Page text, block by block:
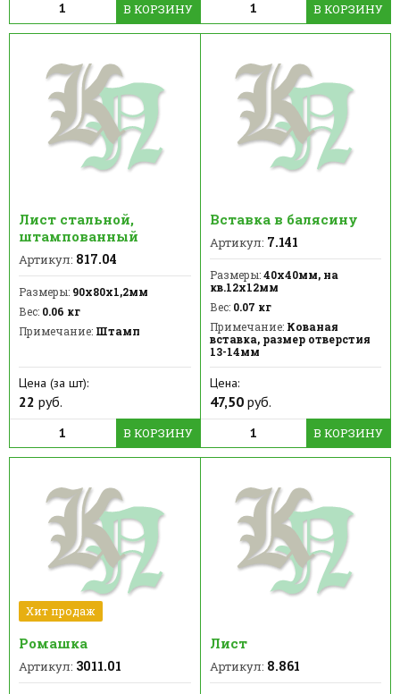
В КОРЗИНУ В КОРЗИНУ
Лист стальной,
штампованный
Артикул: 817.04
Размеры: 90х80х1,2мм
Вес: 0.06 кг
Примечание: Штамп
Цена (за шт):
22 руб.
В КОРЗИНУ
Вставка в балясину
Артикул: 7.141
Размеры:40x40мм, на
кв.12х12мм
Вес:0.07 кг
Примечание:Кованая
вставка, размер отверстия
13-14мм
Цена:
47,50руб.
В КОРЗИНУ
Хит продаж
Ромашка
Артикул: 3011.01
Лист
Артикул: 8.861